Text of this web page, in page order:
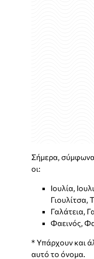
Σήμερα, σύμφωνα
οι:
Ιουλία,
Γιουλίτσα,
Γαλάτεια,
Φαεινός,
* Υπάρχουν και
αυτό το όνομα.